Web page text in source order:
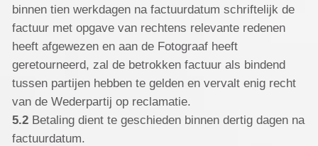
binnen tien werkdagen na factuurdatum schriftelijk de
factuur met opgave van rechtens relevante redenen
heeft afgewezen en aan de Fotograaf heeft
geretourneerd, zal de betrokken factuur als bindend
tussen partijen hebben te gelden en vervalt enig recht
van de Wederpartij op reclamatie.
5.2Betaling dient te geschieden binnen dertig dagen na
factuurdatum.